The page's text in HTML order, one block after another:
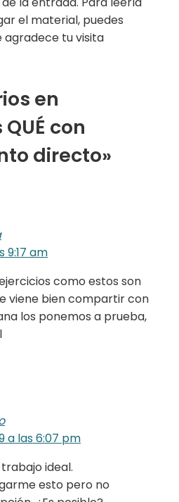
el material, puedes
agradece tu visita
en
con
directo»
9:17 am
como estos son
viene bien compartir con
los ponemos a prueba,
a las 6:07 pm
ideal.
esto pero no